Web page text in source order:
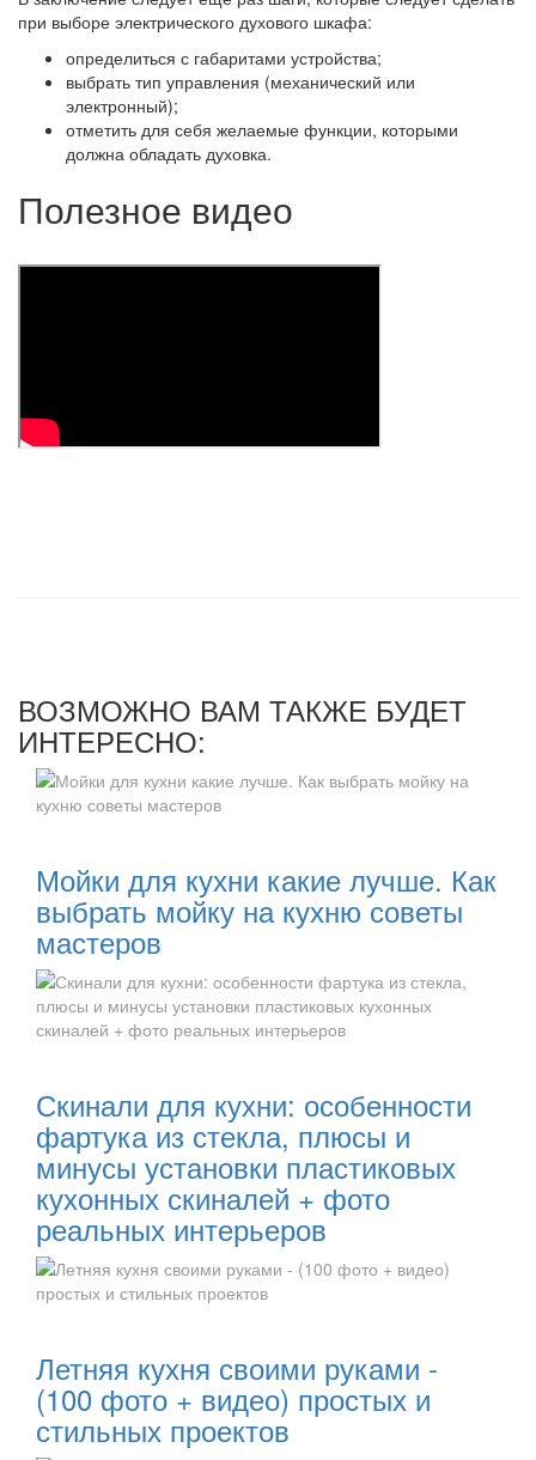
при выборе электрического духового шкафа:
определиться с габаритами устройства;
выбрать тип управления (механический или
электронный);
отметить для себя желаемые функции, которыми
должна обладать духовка.
Полезное видео
ВОЗМОЖНО ВАМ ТАКЖЕ БУДЕТ
ИНТЕРЕСНО:
Мойки для кухни какие лучше. Как
выбрать мойку на кухню советы
мастеров
Скинали для кухни: особенности
фартука из стекла, плюсы и
минусы установки пластиковых
кухонных скиналей + фото
реальных интерьеров
Летняя кухня своими руками -
(100 фото + видео) простых и
стильных проектов